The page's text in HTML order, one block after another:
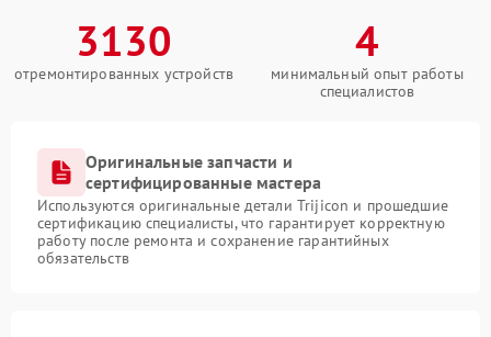
3130
отремонтированных устройств
4
минимальный опыт работы
специалистов
Оригинальные запчасти и
сертифицированные мастера
Используются оригинальные детали Trijicon и прошедшие
сертификацию специалисты, что гарантирует корректную
работу после ремонта и сохранение гарантийных
обязательств